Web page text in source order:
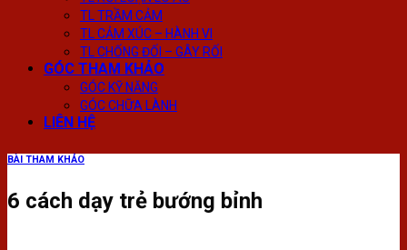
TL TRẦM CẢM
TL CẢM XÚC – HÀNH VI
TL CHỐNG ĐỐI – GÂY RỐI
GÓC THAM KHẢO
GÓC KỸ NĂNG
GÓC CHỮA LÀNH
LIÊN HỆ
BÀI THAM KHẢO
6 cách dạy trẻ bướng bỉnh